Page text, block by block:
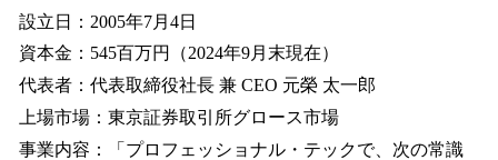
設立日：2005年7月4日
資本金：545百万円（2024年9月末現在）
代表者：代表取締役社長 兼 CEO 元榮 太一郎
上場市場：東京証券取引所グロース市場
事業内容：「プロフェッショナル・テックで、次の常識